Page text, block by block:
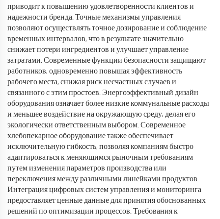
приводит к повышению удовлетворенности клиентов и
надежности бренда. Точные механизмы управления
позволяют осуществлять точное дозирование и соблюдение
временных интервалов, что в результате значительно
снижает потери ингредиентов и улучшает управление
затратами. Современные функции безопасности защищают
работников, одновременно повышая эффективность
рабочего места, снижая риск несчастных случаев и
связанного с этим простоев. Энергоэффективный дизайн
оборудования означает более низкие коммунальные расходы
и меньшее воздействие на окружающую среду, делая его
экологически ответственным выбором. Современное
хлебопекарное оборудование также обеспечивает
исключительную гибкость, позволяя компаниям быстро
адаптироваться к меняющимся рыночным требованиям
путем изменения параметров производства или
переключения между различными линейками продуктов.
Интеграция цифровых систем управления и мониторинга
предоставляет ценные данные для принятия обоснованных
решений по оптимизации процессов. Требования к